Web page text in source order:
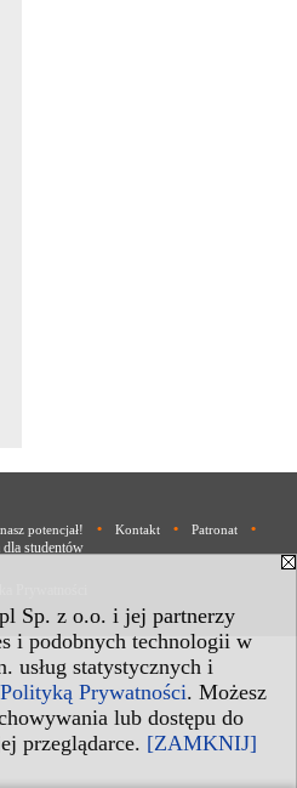
Sp. z o.o. i jej partnerzy
i podobnych technologii w
usług statystycznych i
Polityką Prywatności. Możesz
lub dostępu do
przeglądarce. [ZAMKNIJ]
potencjał! • Kontakt • Patronat
•
dla studentów